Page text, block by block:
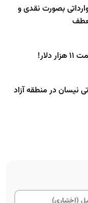
بصورت نقدی و
نیسان در منطقه آزاد